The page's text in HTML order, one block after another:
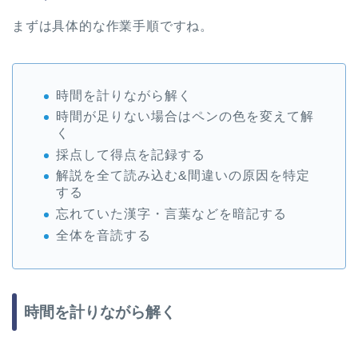
まずは具体的な作業手順ですね。
時間を計りながら解く
時間が足りない場合はペンの色を変えて解
く
採点して得点を記録する
解説を全て読み込む&間違いの原因を特定
する
忘れていた漢字・言葉などを暗記する
全体を音読する
時間を計りながら解く